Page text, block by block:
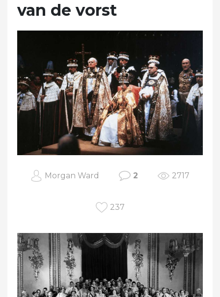
van de vorst
Morgan Ward 2 2717
237